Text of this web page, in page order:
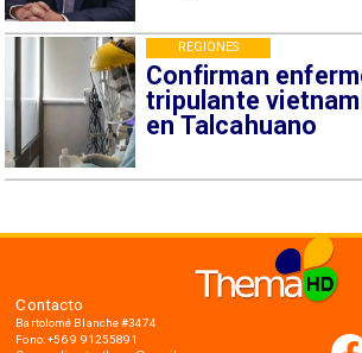
Confirman
tripulante
en Talcahuano
REGIONES
Contacto
Bartolomé Blanche #3474
Fono: +56 9 91255891